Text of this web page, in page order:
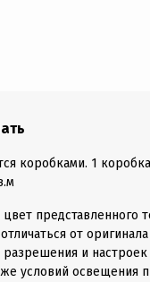
коробками. 1
представленного
от
разрешения и
условий освещения